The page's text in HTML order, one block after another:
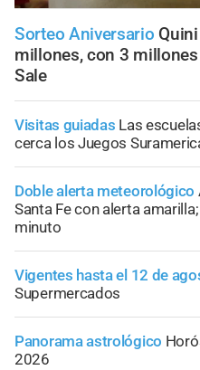
Sorteo Aniversario
millones, con 3
Sale
Visitas guiadas Las
cerca los Juegos
Doble alerta meteorológico
Santa Fe con alerta
minuto
Vigentes hasta el 12 de
Supermercados
Panorama astrológico
2026